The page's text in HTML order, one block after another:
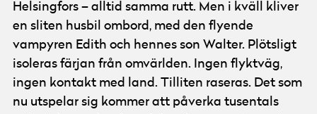
Helsingfors – alltid samma rutt. Men i kväll kliver
en sliten husbil ombord, med den flyende
vampyren Edith och hennes son Walter. Plötsligt
isoleras färjan från omvärlden. Ingen flyktväg,
ingen kontakt med land. Tilliten raseras. Det som
nu utspelar sig kommer att påverka tusentals